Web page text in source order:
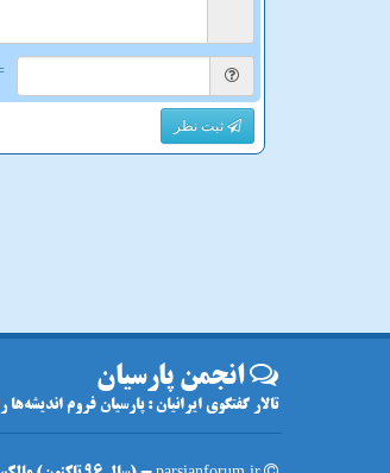
= ۲
ثبت نظر
انجمن پارسیان
تالار گفتگوی ایرانیان : پارسیان فروم